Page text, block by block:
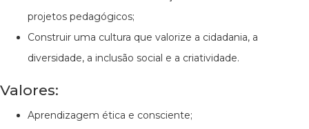
projetos pedagógicos;
Construir uma cultura que valorize a cidadania, a
diversidade, a inclusão social e a criatividade.
Valores:
Aprendizagem ética e consciente;